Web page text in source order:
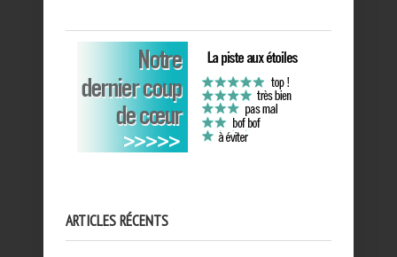
ARTICLES RÉCENTS